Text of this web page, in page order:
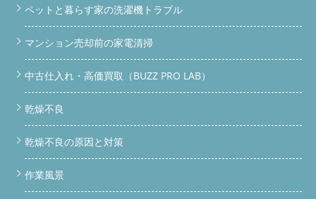
ペットと暮らす家の洗濯機トラブル
マンション売却前の家電清掃
中古仕入れ・高価買取（BUZZ PRO LAB）
乾燥不良
乾燥不良の原因と対策
作業風景